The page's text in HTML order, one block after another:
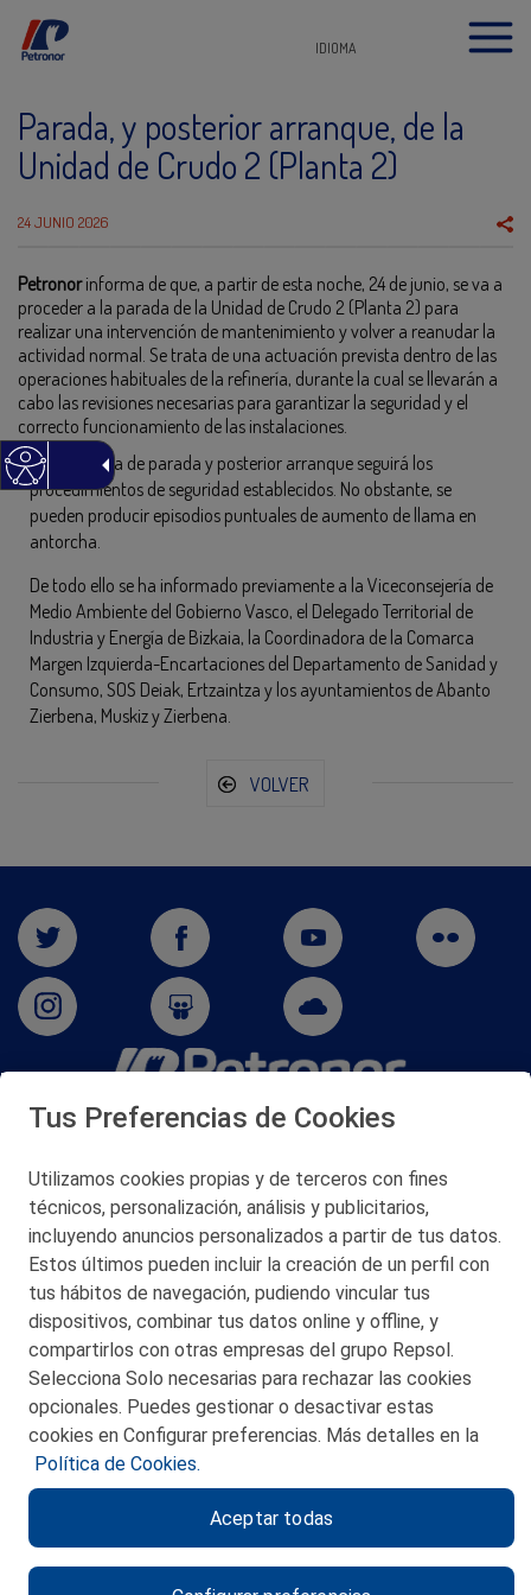
IDIOMA
Parada, y posterior arranque, de la
Unidad de Crudo 2 (Planta 2)
24 JUNIO 2026
Petronorinforma de que, a partir de esta noche, 24 de junio, se va a
proceder a la parada de la Unidad de Crudo 2 (Planta 2) para
realizar una intervención de mantenimiento y volver a reanudar la
actividad normal. Se trata de una actuación prevista dentro de las
operaciones habituales de la refinería, durante la cual se llevarán a
cabo las revisiones necesarias para garantizar la seguridad y el
correcto funcionamiento de las instalaciones.
La secuencia de parada y posterior arranque seguirá los
procedimientos de seguridad establecidos. No obstante, se
pueden producir episodios puntuales de aumento de llama en
antorcha.
De todo ello se ha informado previamente a la Viceconsejería de
Medio Ambiente del Gobierno Vasco, el Delegado Territorial de
Industria y Energía de Bizkaia, la Coordinadora de la Comarca
Margen Izquierda-Encartaciones del Departamento de Sanidad y
Consumo, SOS Deiak, Ertzaintza y los ayuntamientos de Abanto
Zierbena, Muskiz y Zierbena.
VOLVER
San Martín 5-Edificio Muñatones,
© 2026 Petronor S.A.
CONTACTO
MAPA WEB
POLITICA DE PRIVACIDAD
POLITICA DE COOKIES
CANAL DE ÉTICA
Tus Preferencias de Cookies
Utilizamos cookies propias y de terceros con fines
técnicos, personalización, análisis y publicitarios,
incluyendo anuncios personalizados a partir de tus datos.
Estos últimos pueden incluir la creación de un perfil con
tus hábitos de navegación, pudiendo vincular tus
dispositivos, combinar tus datos online y offline, y
compartirlos con otras empresas del grupo Repsol.
Selecciona Solo necesarias para rechazar las cookies
opcionales. Puedes gestionar o desactivar estas
cookies en Configurar preferencias. Más detalles en la
Política de Cookies.
Aceptar todas